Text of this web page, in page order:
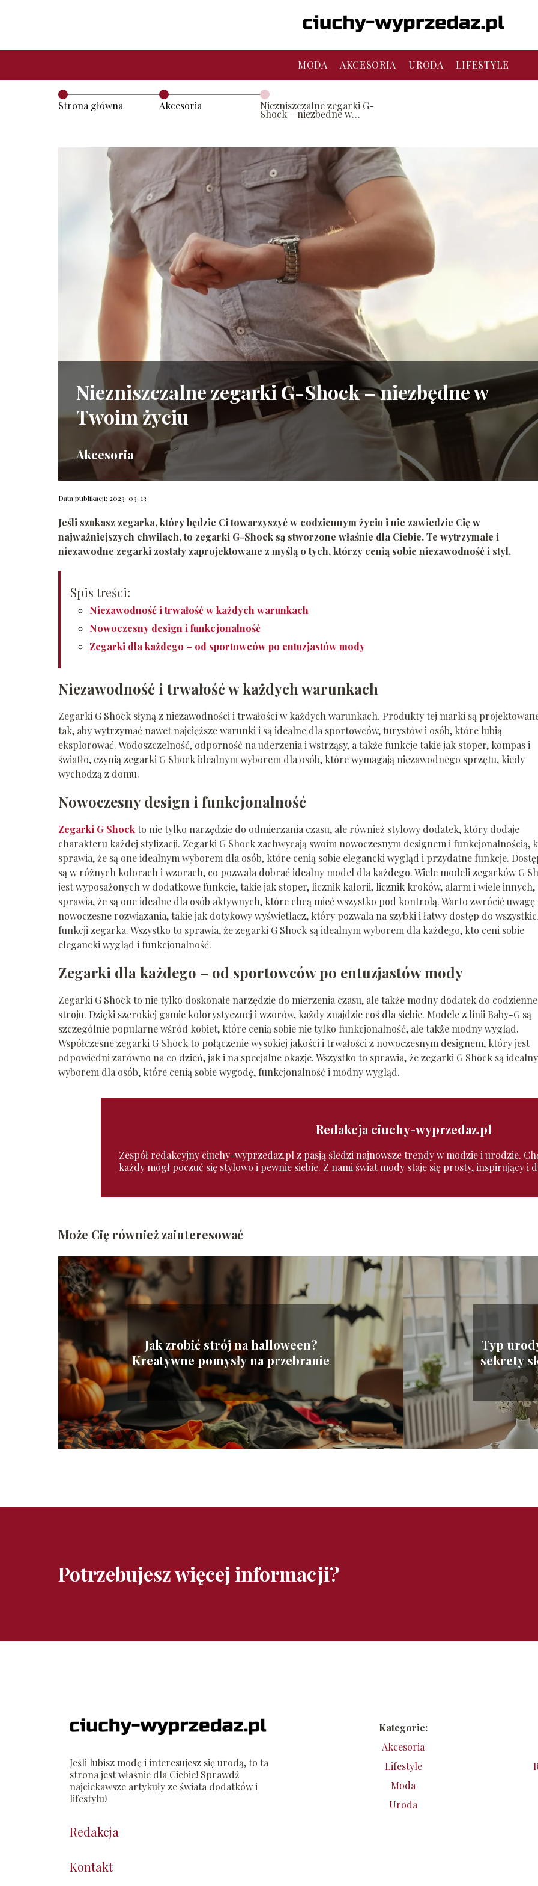
MODA AKCESORIA URODA LIFESTYLE
Strona główna Akcesoria Niezniszczalne zegarki G-
Shock – niezbędne w
Niezniszczalne zegarki G-Shock – niezbędne w
Twoim życiu
Akcesoria
Data publikacji: 2023-03-13
Jeśli szukasz zegarka, który będzie Ci towarzyszyć w codziennym życiu i nie zawiedzie Cię w
najważniejszych chwilach, to zegarki G-Shock są stworzone właśnie dla Ciebie. Te wytrzymałe i
niezawodne zegarki zostały zaprojektowane z myślą o tych, którzy cenią sobie niezawodność i styl.
Spis treści:
Niezawodność i trwałość w każdych warunkach
Nowoczesny design i funkcjonalność
Zegarki dla każdego – od sportowców po entuzjastów mody
Niezawodność i trwałość w każdych warunkach
Zegarki G Shock słyną z niezawodności i trwałości w każdych warunkach. Produkty tej marki są
tak, aby wytrzymać nawet najcięższe warunki i są idealne dla sportowców, turystów i osób, które lubią
eksplorować. Wodoszczelność, odporność na uderzenia i wstrząsy, a także funkcje takie jak stoper, kompas i
światło, czynią zegarki G Shock idealnym wyborem dla osób, które wymagają niezawodnego sprzętu, kiedy
wychodzą z domu.
Nowoczesny design i funkcjonalność
Zegarki G Shockto nie tylko narzędzie do odmierzania czasu, ale również stylowy dodatek, który dodaje
charakteru każdej stylizacji. Zegarki G Shock zachwycają swoim nowoczesnym designem i funkcjonalnością,
sprawia, że są one idealnym wyborem dla osób, które cenią sobie elegancki wygląd i przydatne funkcje.
są w różnych kolorach i wzorach, co pozwala dobrać idealny model dla każdego. Wiele modeli zegarków G
jest wyposażonych w dodatkowe funkcje, takie jak stoper, licznik kalorii, licznik kroków, alarm i wiele innych,
sprawia, że są one idealne dla osób aktywnych, które chcą mieć wszystko pod kontrolą. Warto zwrócić uwagę
nowoczesne rozwiązania, takie jak dotykowy wyświetlacz, który pozwala na szybki i łatwy dostęp do
funkcji zegarka. Wszystko to sprawia, że zegarki G Shock są idealnym wyborem dla każdego, kto ceni sobie
elegancki wygląd i funkcjonalność.
Zegarki dla każdego – od sportowców po entuzjastów mody
Zegarki G Shock to nie tylko doskonałe narzędzie do mierzenia czasu, ale także modny dodatek do
stroju. Dzięki szerokiej gamie kolorystycznej i wzorów, każdy znajdzie coś dla siebie. Modele z linii Baby-G są
szczególnie popularne wśród kobiet, które cenią sobie nie tylko funkcjonalność, ale także modny wygląd.
Współczesne zegarki G Shock to połączenie wysokiej jakości i trwałości z nowoczesnym designem, który jest
odpowiedni zarówno na co dzień, jak i na specjalne okazje. Wszystko to sprawia, że zegarki G Shock są
wyborem dla osób, które cenią sobie wygodę, funkcjonalność i modny wygląd.
Redakcja ciuchy-wyprzedaz.pl
Zespół redakcyjny ciuchy-wyprzedaz.pl z pasją śledzi najnowsze trendy w modzie i urodzie.
każdy mógł poczuć się stylowo i pewnie siebie. Z nami świat mody staje się prosty, inspirujący i
Może Cię również zainteresować
Jak zrobić strój na halloween?
Kreatywne pomysły na przebranie
Typ
sekrety
Potrzebujesz więcej informacji?
Jeśli lubisz modę i interesujesz się urodą, to ta
strona jest właśnie dla Ciebie! Sprawdź
najciekawsze artykuły ze świata dodatków i
lifestylu!
Redakcja
Kontakt
Kategorie:
Akcesoria
Lifestyle
Moda
Uroda